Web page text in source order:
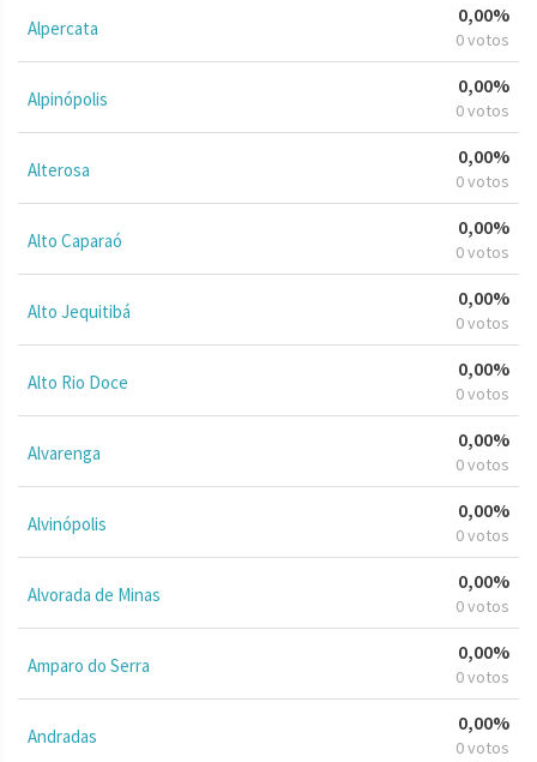
Alpercata
0,00%
0 votos
Alpinópolis
0,00%
0 votos
Alterosa
0,00%
0 votos
Alto Caparaó
0,00%
0 votos
Alto Jequitibá
0,00%
0 votos
Alto Rio Doce
0,00%
0 votos
Alvarenga
0,00%
0 votos
Alvinópolis
0,00%
0 votos
Alvorada de Minas
0,00%
0 votos
Amparo do Serra
0,00%
0 votos
Andradas
0,00%
0 votos